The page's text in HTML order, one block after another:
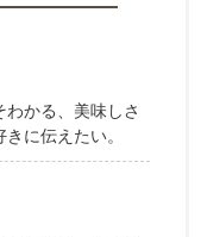
かる、美味しさ
に伝えたい。